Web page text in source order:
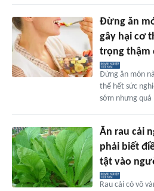
Đừng ăn
gây hại cơ
trọng thậm
Đừng ăn món
thể hết sức
sớm nhưng
Ăn rau cải
phải biết
tật vào
Rau cải có vô